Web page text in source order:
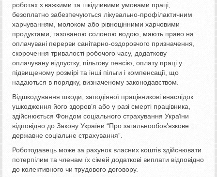
роботах з важкими та шкідливими умовами праці,
безоплатно забезпечуються лікувально-профілактичним
харчуванням, молоком або рівноцінними харчовими
продуктами, газованою солоною водою, мають право на
оплачувані перерви санітарно-оздоровчого призначення,
скорочення тривалості робочого часу, додаткову
оплачувану відпустку, пільгову пенсію, оплату праці у
підвищеному розмірі та інші пільги і компенсації, що
надаються в порядку, визначеному законодавством.
Відшкодування шкоди, заподіяної працівникові внаслідок
ушкодження його здоров’я або у разі смерті працівника,
здійснюється Фондом соціального страхування України
відповідно до Закону України “Про загальнообов’язкове
державне соціальне страхування”.
Роботодавець може за рахунок власних коштів здійснювати
потерпілим та членам їх сімей додаткові виплати відповідно
до колективного чи трудового договору.